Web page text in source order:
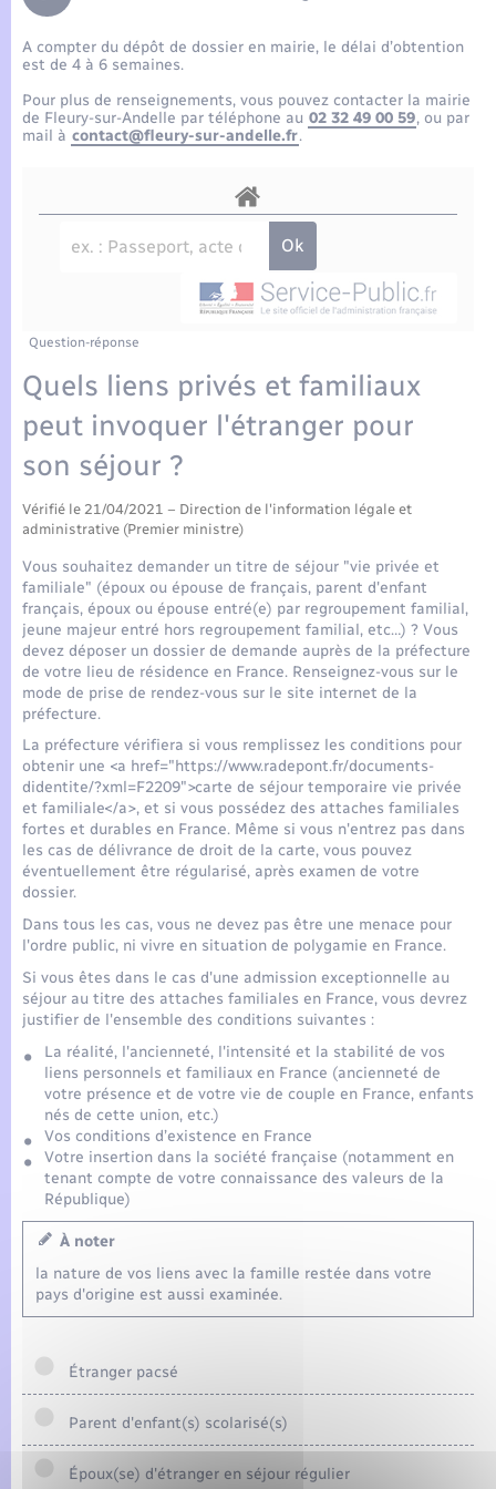
Compétences
Plan interactif
Publications
La Communauté de communes
Etat-civil - Papiers - Citoyenneté
Mariage – PACS
Parrainage civil
Logement - Urbanisme
Nouvel habitant
Organisation d’événement
Sécurité - Prévention
Seniors
Transports
Transports scolaires
Voirie et espace public
Travaux - Autorisation d’occupation de l’espace
public
A compter du dépôt de dossier en mairie, le délai d’obtention
est de 4 à 6 semaines.
Pour plus de renseignements, vous pouvez contacter la mairie
de Fleury-sur-Andelle par téléphone au 02 32 49 00 59, ou par
mail à contact@fleury-sur-andelle.fr.
Question-réponse
Quels liens privés et familiaux
peut invoquer l'étranger pour
son séjour ?
Vérifié le 21/04/2021 – Direction de l'information légale et
administrative (Premier ministre)
Vous souhaitez demander un titre de séjour "vie privée et
familiale" (époux ou épouse de français, parent d'enfant
français, époux ou épouse entré(e) par regroupement familial,
jeune majeur entré hors regroupement familial, etc…) ? Vous
devez déposer un dossier de demande auprès de la préfecture
de votre lieu de résidence en France. Renseignez-vous sur le
mode de prise de rendez-vous sur le site internet de la
préfecture.
La préfecture vérifiera si vous remplissez les conditions pour
obtenir une <a href="https://www.radepont.fr/documents-
didentite/?xml=F2209">carte de séjour temporaire vie privée
et familiale</a>, et si vous possédez des attaches familiales
fortes et durables en France. Même si vous n'entrez pas dans
les cas de délivrance de droit de la carte, vous pouvez
éventuellement être régularisé, après examen de votre
dossier.
Dans tous les cas, vous ne devez pas être une menace pour
l'ordre public, ni vivre en situation de polygamie en France.
Si vous êtes dans le cas d'une admission exceptionnelle au
séjour au titre des attaches familiales en France, vous devrez
justifier de l'ensemble des conditions suivantes :
La réalité, l'ancienneté, l'intensité et la stabilité de vos
liens personnels et familiaux en France (ancienneté de
votre présence et de votre vie de couple en France, enfants
nés de cette union, etc.)
Vos conditions d’existence en France
Votre insertion dans la société française (notamment en
tenant compte de votre connaissance des valeurs de la
République)
À noter
la nature de vos liens avec la famille restée dans votre
pays d'origine est aussi examinée.
Étranger pacsé
Parent d'enfant(s) scolarisé(s)
Époux(se) d'étranger en séjour régulier